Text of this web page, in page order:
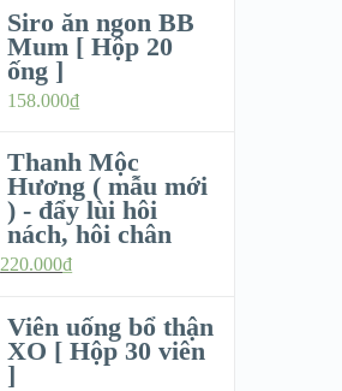
Siro ăn ngon BB
Mum [ Hộp 20
ống ]
158.000₫
Thanh Mộc
Hương ( mẫu mới
) - đẩy lùi hôi
nách, hôi chân
220.000₫
Viên uống bổ thận
XO [ Hộp 30 viên
]